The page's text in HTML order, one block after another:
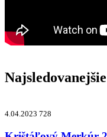
4.04.2023 728